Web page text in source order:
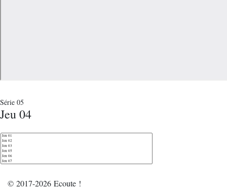
Série 05
Jeu 04
© 2017-2026 Ecoute !